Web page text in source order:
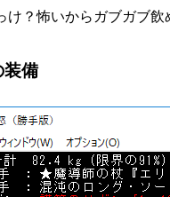
け？怖いからガブガブ飲
装備